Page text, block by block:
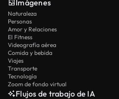
Imágenes
Naturaleza
Personas
Amor y Relaciones
El Fitness
Videografía aérea
Comida y bebida
Viajes
Transporte
Tecnología
Zoom de fondo virtual
Flujos de trabajo de IA